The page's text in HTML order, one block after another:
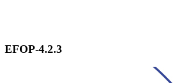
EFOP-4.2.3